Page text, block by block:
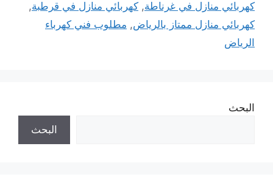
كهربائي منازل في غرناطة, كهربائي منازل في قرطبة,
كهربائي منازل ممتاز بالرياض, مطلوب فني كهرباء
الرياض
البحث
البحث